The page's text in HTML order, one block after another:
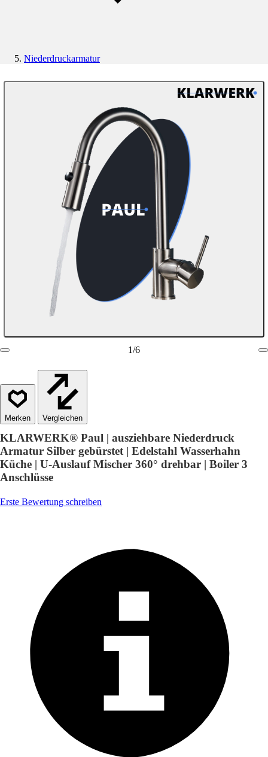
Niederdruckarmatur
1/6
Vergleichen
KLARWERK® Paul | ausziehbare Niederdruck
Armatur Silber gebürstet | Edelstahl Wasserhahn
Küche | U-Auslauf Mischer 360° drehbar | Boiler 3
Anschlüsse
Erste Bewertung schreiben